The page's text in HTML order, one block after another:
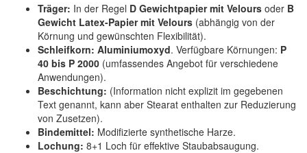
Träger: In der Regel D Gewichtpapier mit Velours oder B
Gewicht Latex-Papier mit Velours (abhängig von der
Körnung und gewünschten Flexibilität).
Schleifkorn: Aluminiumoxyd. Verfügbare Körnungen: P
40 bis P 2000 (umfassendes Angebot für verschiedene
Anwendungen).
Beschichtung: (Information nicht explizit im gegebenen
Text genannt, kann aber Stearat enthalten zur Reduzierung
von Zusetzen).
Bindemittel: Modifizierte synthetische Harze.
Lochung: 8+1 Loch für effektive Staubabsaugung.